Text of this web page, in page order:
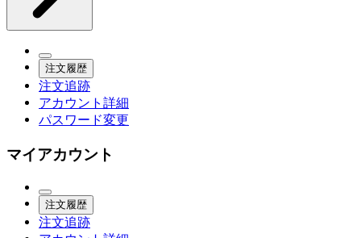
注文履歴
注文追跡
アカウント詳細
パスワード変更
マイアカウント
注文履歴
注文追跡